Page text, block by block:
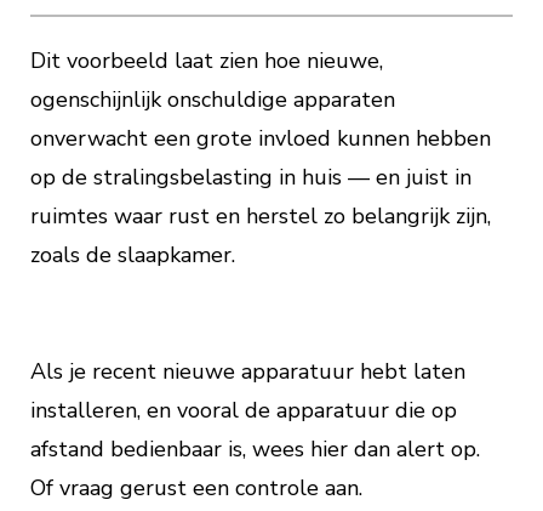
Dit voorbeeld laat zien hoe nieuwe,
ogenschijnlijk onschuldige apparaten
onverwacht een grote invloed kunnen hebben
op de stralingsbelasting in huis — en juist in
ruimtes waar rust en herstel zo belangrijk zijn,
zoals de slaapkamer.
Als je recent nieuwe apparatuur hebt laten
installeren, en vooral de apparatuur die op
afstand bedienbaar is, wees hier dan alert op.
Of vraag gerust een controle aan.